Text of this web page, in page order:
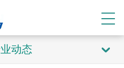
动态